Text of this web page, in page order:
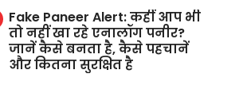
Fake Paneer Alert: कहीं आप भी
तो नहीं खा रहे एनालॉग पनीर?
जानें कैसे बनता है, कैसे पहचानें
और कितना सुरक्षित है